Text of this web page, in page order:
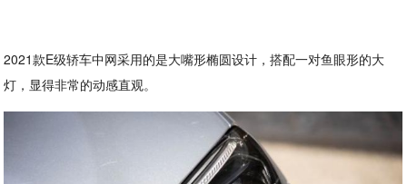
2021款E级轿车中网采用的是大嘴形椭圆设计，搭配一对鱼眼形的大
灯，显得非常的动感直观。